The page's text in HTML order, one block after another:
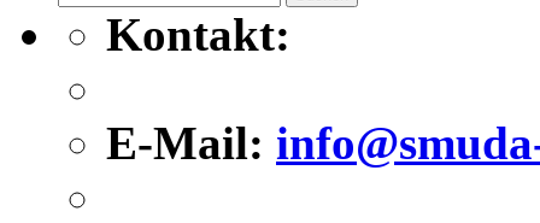
nach: Kontakt:
E-Mail: